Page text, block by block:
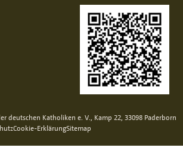
deutschen Katholiken e. V., Kamp 22, 33098 Paderborn
Cookie-ErklärungSitemap